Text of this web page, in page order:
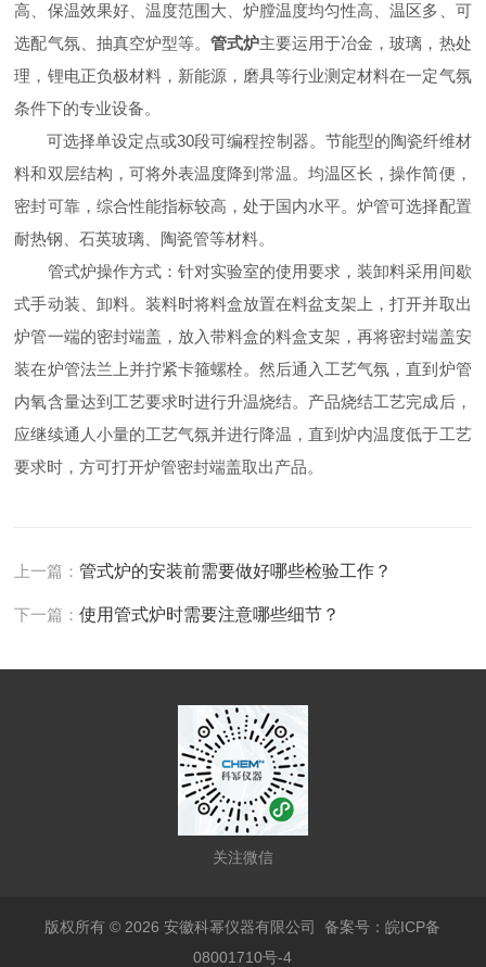
高、保温效果好、温度范围大、炉膛温度均匀性高、温区多、可
选配气氛、抽真空炉型等。 管式炉主要运用于冶金，玻璃，热处
理，锂电正负极材料，新能源，磨具等行业测定材料在一定气氛
条件下的专业设备。
可选择单设定点或30段可编程控制器。节能型的陶瓷纤维材
料和双层结构，可将外表温度降到常温。均温区长，操作简便，
密封可靠，综合性能指标较高，处于国内水平。炉管可选择配置
耐热钢、石英玻璃、陶瓷管等材料。
管式炉操作方式：针对实验室的使用要求，装卸料采用间歇
式手动装、卸料。装料时将料盒放置在料盆支架上，打开并取出
炉管一端的密封端盖，放入带料盒的料盒支架，再将密封端盖安
装在炉管法兰上并拧紧卡箍螺栓。然后通入工艺气氛，直到炉管
内氧含量达到工艺要求时进行升温烧结。产品烧结工艺完成后，
应继续通人小量的工艺气氛并进行降温，直到炉内温度低于工艺
要求时，方可打开炉管密封端盖取出产品。
上一篇：管式炉的安装前需要做好哪些检验工作？
下一篇：使用管式炉时需要注意哪些细节？
关注微信
版权所有 © 2026 安徽科幂仪器有限公司备案号：皖ICP备
08001710号-4